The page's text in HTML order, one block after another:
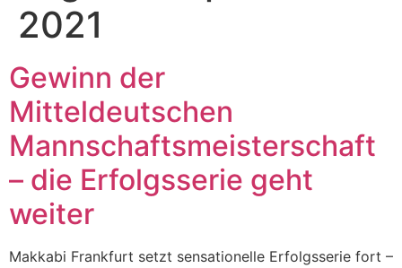
2021
Gewinn der
Mitteldeutschen
Mannschaftsmeisterschaft
– die Erfolgsserie geht
weiter
Makkabi Frankfurt setzt sensationelle Erfolgsserie fort –